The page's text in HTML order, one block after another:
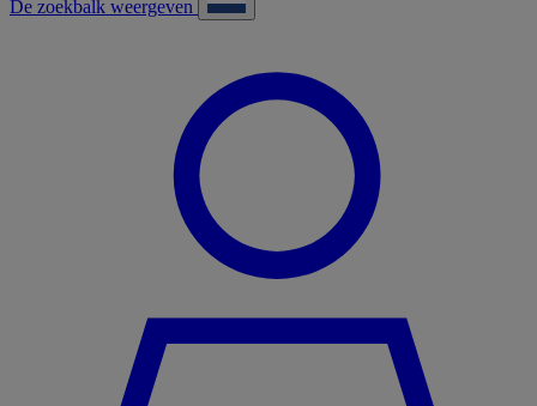
De zoekbalk weergeven